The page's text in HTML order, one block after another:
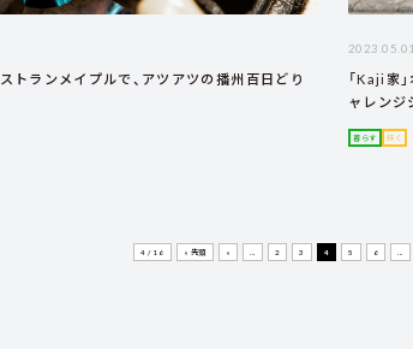
トランメイプルで、アツアツの播州百日どり
2023.05.01
「Kaji家
ャレンジ
暮らす 行く
4 / 16 « 先頭 « ... 2 3 4 5 6 ...